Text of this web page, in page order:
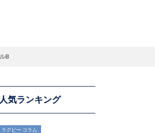
ールコラム
の肖像～
SNOW JAPAN ～若きアルペンスキ
表の素顔～
ア通信
コラム
日とてプッシュ＆ルーズ
暮卓史
NEWS
コラム
リーガーの今
Baseball?
B
人気ランキング
ラグビー コラム